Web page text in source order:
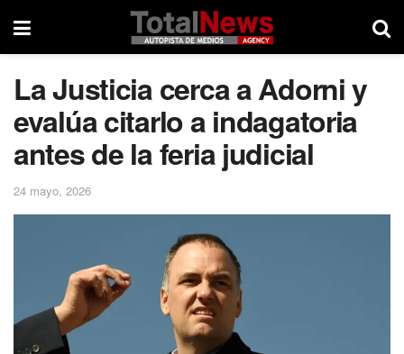
La Justicia cerca a Adorni y
evalúa citarlo a indagatoria
antes de la feria judicial
24 mayo, 2026